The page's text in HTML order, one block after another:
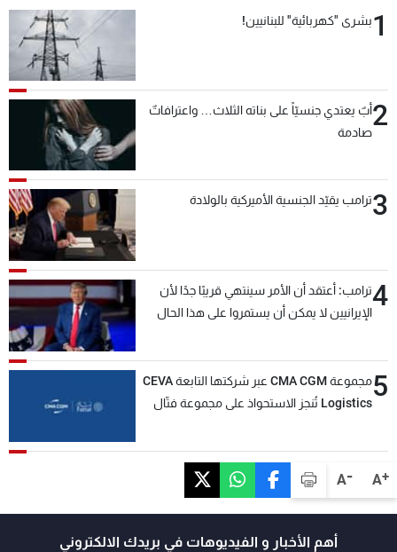
A+
A-
1بشرى "كهربائية" للبنانيين!
2أبٌ يعتدي جنسيّاً على بناته الثلاث… واعترافاتٌ
صادمة
3ترامب يقيّد الجنسية الأميركية بالولادة
4ترامب: أعتقد أن الأمر سينتهي قريبًا جدًا لأن
الإيرانيين لا يمكن أن يستمروا على هذا الحال
5
مجموعة CMA CGM عبر شركتها التابعة CEVA
Logistics تُنجز الاستحواذ على مجموعة فتّال
أهم الأخبار و الفيديوهات في بريدك الالكتروني